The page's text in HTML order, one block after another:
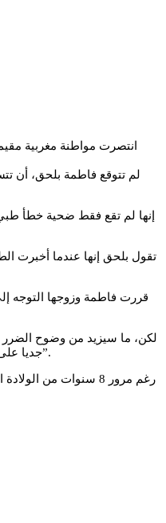
انتصرت مواطنة مغربية
تقول بلحق إنها عندما أخبرت
قررت فاطمة وزوجها التوجه
لكن، ما سيزيد من وضوح الضرر
جديا على حياتها، تقول “لقد كان ابني عمران هدية غير متوقعة، فرغم الآلام والمشاكل الصحية الناجمة عن الولادة الأولى، تمكنت من الإنجاب بسلام، لكن كانت آخر ولادة لي، وعمران أخر مولود لي”.
رغم مرور 8 سنوات